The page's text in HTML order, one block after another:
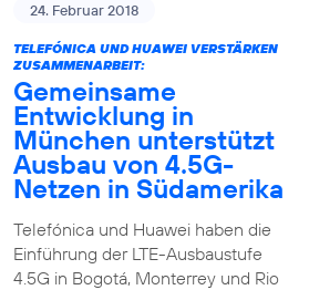
24. Februar 2018
TELEFÓNICA UND HUAWEI VERSTÄRKEN
ZUSAMMENARBEIT:
Gemeinsame
Entwicklung in
München unterstützt
Ausbau von 4.5G-
Netzen in Südamerika
Telefónica und Huawei haben die
Einführung der LTE-Ausbaustufe
4.5G in Bogotá, Monterrey und Rio